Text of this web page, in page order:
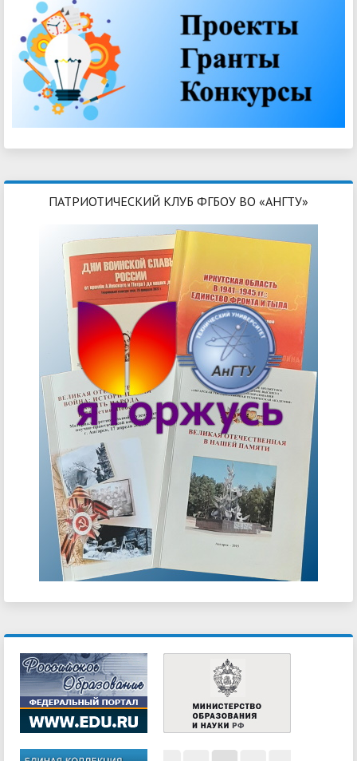
ПАТРИОТИЧЕСКИЙ КЛУБ ФГБОУ ВО «АНГТУ»